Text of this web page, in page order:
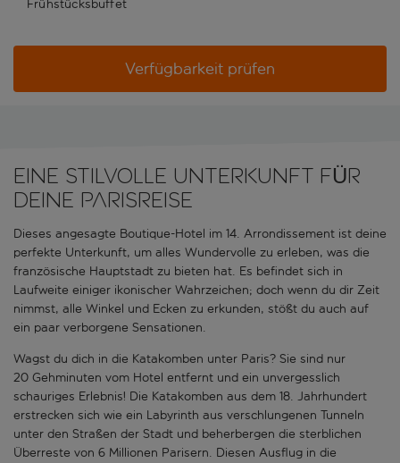
Frühstücksbuffet
Verfügbarkeit prüfen
EINE STILVOLLE UNTERKUNFT FÜR
DEINE PARISREISE
Dieses angesagte Boutique-Hotel im 14. Arrondissement ist deine
perfekte Unterkunft, um alles Wundervolle zu erleben, was die
französische Hauptstadt zu bieten hat. Es befindet sich in
Laufweite einiger ikonischer Wahrzeichen; doch wenn du dir Zeit
nimmst, alle Winkel und Ecken zu erkunden, stößt du auch auf
ein paar verborgene Sensationen.
Wagst du dich in die Katakomben unter Paris? Sie sind nur
20 Gehminuten vom Hotel entfernt und ein unvergesslich
schauriges Erlebnis! Die Katakomben aus dem 18. Jahrhundert
erstrecken sich wie ein Labyrinth aus verschlungenen Tunneln
unter den Straßen der Stadt und beherbergen die sterblichen
Überreste von 6 Millionen Parisern. Diesen Ausflug in die